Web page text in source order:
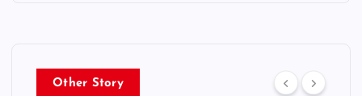
Other Story